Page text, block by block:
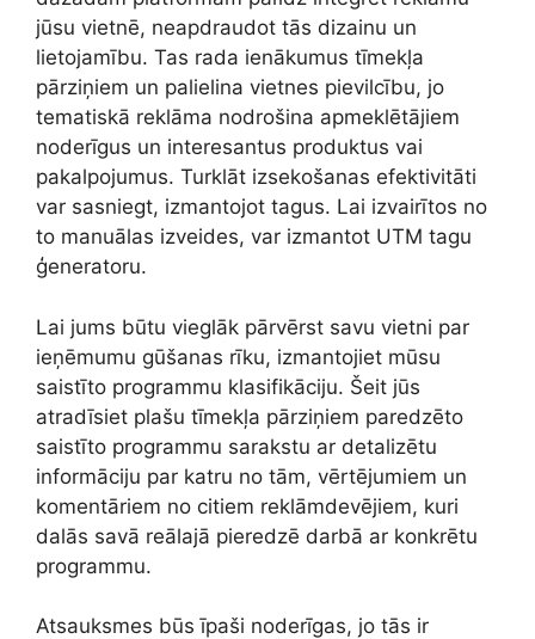
jūsu vietnē, neapdraudot tās dizainu un
lietojamību. Tas rada ienākumus tīmekļa
pārziņiem un palielina vietnes pievilcību, jo
tematiskā reklāma nodrošina apmeklētājiem
noderīgus un interesantus produktus vai
pakalpojumus. Turklāt izsekošanas efektivitāti
var sasniegt, izmantojot tagus. Lai izvairītos no
to manuālas izveides, var izmantot UTM tagu
ģeneratoru.
Lai jums būtu vieglāk pārvērst savu vietni par
ieņēmumu gūšanas rīku, izmantojiet mūsu
saistīto programmu klasifikāciju. Šeit jūs
atradīsiet plašu tīmekļa pārziņiem paredzēto
saistīto programmu sarakstu ar detalizētu
informāciju par katru no tām, vērtējumiem un
komentāriem no citiem reklāmdevējiem, kuri
dalās savā reālajā pieredzē darbā ar konkrētu
programmu.
Atsauksmes būs īpaši noderīgas, jo tās ir